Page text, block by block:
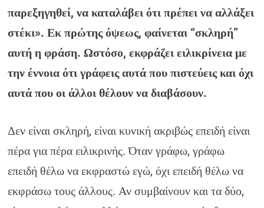
παρεξηγηθεί, να καταλάβει ότι πρέπει να αλλάξει
στέκι». Εκ πρώτης όψεως, φαίνεται “σκληρή”
αυτή η φράση. Ωστόσο, εκφράζει ειλικρίνεια με
την έννοια ότι γράφεις αυτά που πιστεύεις και όχι
αυτά που οι άλλοι θέλουν να διαβάσουν.
Δεν είναι σκληρή, είναι κυνική ακριβώς επειδή είναι
πέρα για πέρα ειλικρινής. Όταν γράφω, γράφω
επειδή θέλω να εκφραστώ εγώ, όχι επειδή θέλω να
εκφράσω τους άλλους. Αν συμβαίνουν και τα δύο,